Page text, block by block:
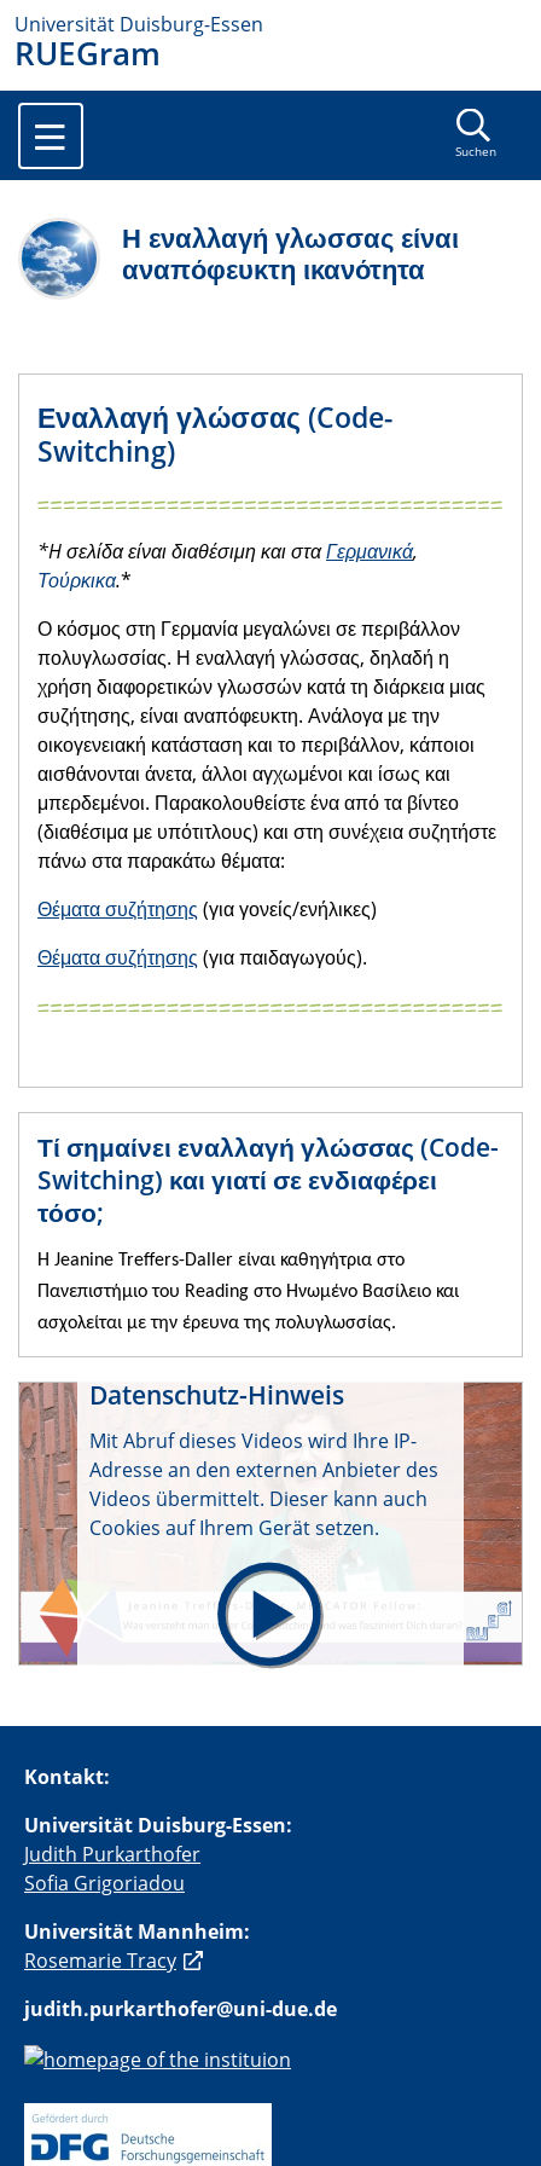
Universität Duisburg-Essen
RUEGram
Suchen
Η εναλλαγή γλωσσας είναι
αναπόφευκτη ικανότητα
Εναλλαγή γλώσσας (Code-
Switching)
*Hσελίδα είναι διαθέσιμη και σταΓερμανικά,
Τούρκικα.*
Ο κόσμος στη Γερμανία μεγαλώνει σε περιβάλλον
πολυγλωσσίας. Η εναλλαγή γλώσσας, δηλαδή η
χρήση διαφορετικών γλωσσών κατά τη διάρκεια μιας
συζήτησης, είναι αναπόφευκτη. Ανάλογα με την
οικογενειακή κατάσταση και το περιβάλλον, κάποιοι
αισθάνονται άνετα, άλλοι αγχωμένοι και ίσως και
μπερδεμένοι. Παρακολουθείστε ένα από τα βίντεο
(διαθέσιμα με υπότιτλους) και στη συνέχεια συζητήστε
πάνω στα παρακάτω θέματα:
Θέματα συζήτησης (για γονείς/ενήλικες)
Θέματα συζήτησης (για παιδαγωγούς).
Τί σημαίνει εναλλαγή γλώσσας (Code-
Switching) και γιατί σε ενδιαφέρει
τόσο;
H Jeanine Treffers-Daller είναι καθηγήτρια στο
Πανεπιστήμιο του Reading στο Ηνωμένο Βασίλειο και
ασχολείται με την έρευνα της πολυγλωσσίας.
Datenschutz-Hinweis
Mit Abruf dieses Videos wird Ihre IP-
Adresse an den externen Anbieter des
Videos übermittelt. Dieser kann auch
Cookies auf Ihrem Gerät setzen.
Kontakt:
Universität Duisburg-Essen:
Judith Purkarthofer
Sofia Grigoriadou
Universität Mannheim:
Rosemarie Tracy
judith.purkarthofer@uni-due.de